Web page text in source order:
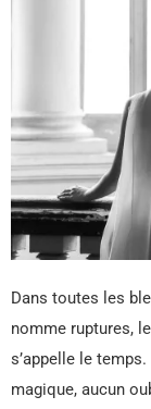
Dans toutes les
nomme ruptures,
s’appelle le
magique, aucun